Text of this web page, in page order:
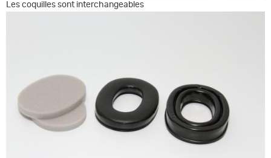
Les coquilles sont interchangeables